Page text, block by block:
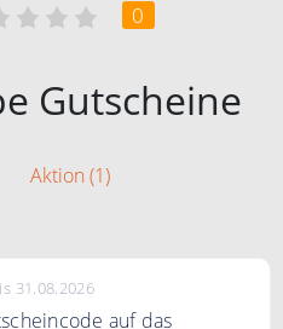
0
Gutscheine
Aktion (1)
31.08.2026
auf das